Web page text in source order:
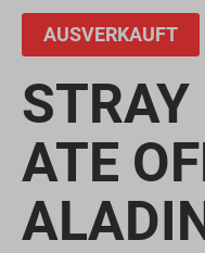
AUSVERKAUFT
ATE